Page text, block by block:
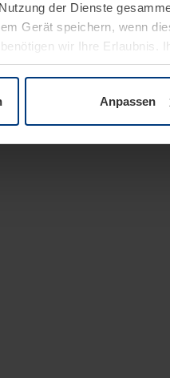
der Dienste
Gerät speichern, wenn
wir Ihre Erlaubnis.
unserer Website
Anpassen